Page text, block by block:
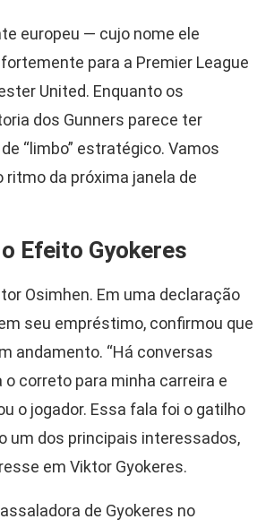
europeu — cujo nome ele
para a Premier League
United. Enquanto os
dos Gunners parece ter
“limbo” estratégico. Vamos
da próxima janela de
Efeito Gyokeres
Osimhen. Em uma declaração
seu empréstimo, confirmou que
andamento. “Há conversas
correto para minha carreira e
o jogador. Essa fala foi o gatilho
um dos principais interessados,
em Viktor Gyokeres.
de Gyokeres no